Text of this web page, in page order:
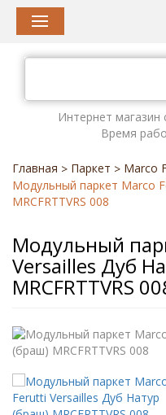
Интернет магазин
Время
Главная > Паркет > Marco
Модульный паркет Marco
MRCFRTTVRS 008
Модульный
Versailles Дуб
MRCFRTTVRS